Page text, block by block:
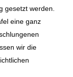
gesetzt werden.
eine ganz
wir die